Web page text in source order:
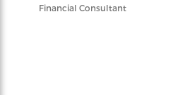
Financial Consultant